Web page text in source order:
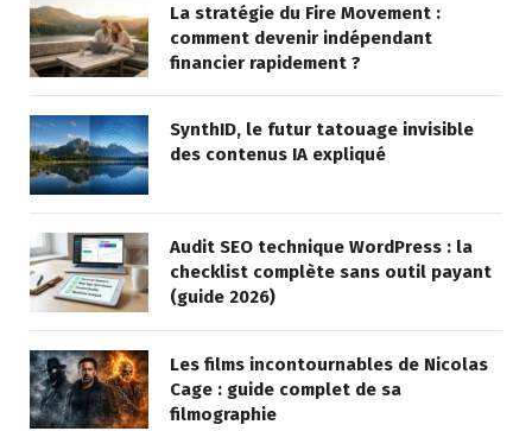
La stratégie du Fire Movement :
comment devenir indépendant
financier rapidement ?
SynthID, le futur tatouage invisible
des contenus IA expliqué
Audit SEO technique WordPress : la
checklist complète sans outil payant
(guide 2026)
Les films incontournables de Nicolas
Cage : guide complet de sa
filmographie